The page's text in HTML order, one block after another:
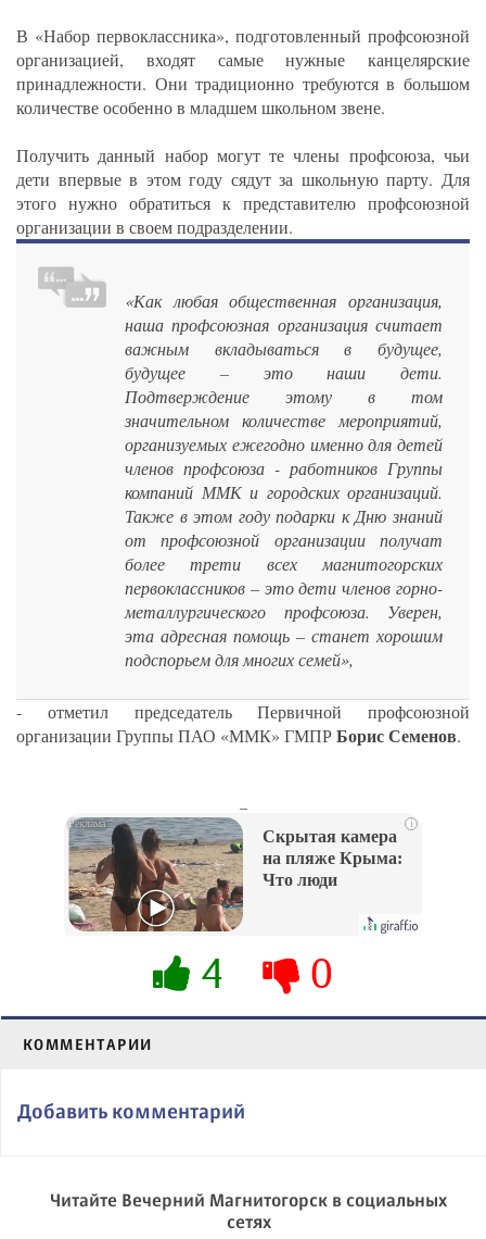
В «Набор первоклассника», подготовленный профсоюзной
организацией, входят самые нужные канцелярские
принадлежности. Они традиционно требуются в большом
количестве особенно в младшем школьном звене.
Получить данный набор могут те члены профсоюза, чьи
дети впервые в этом году сядут за школьную парту. Для
этого нужно обратиться к представителю профсоюзной
организации в своем подразделении.
«Как любая общественная организация,
наша профсоюзная организация считает
важным вкладываться в будущее,
будущее – это наши дети.
Подтверждение этому в том
значительном количестве мероприятий,
организуемых ежегодно именно для детей
членов профсоюза - работников Группы
компаний ММК и городских организаций.
Также в этом году подарки к Дню знаний
от профсоюзной организации получат
более трети всех магнитогорских
первоклассников – это дети членов горно-
металлургического профсоюза. Уверен,
эта адресная помощь – станет хорошим
подспорьем для многих семей»,
- отметил председатель Первичной профсоюзной
организации Группы ПАО «ММК» ГМПРБорис Семенов.
i
Скрытая камера
на пляже Крыма:
Что люди
их не видят...
4 0
КОММЕНТАРИИ
Добавить комментарий
Читайте Вечерний Магнитогорск в социальных
сетях